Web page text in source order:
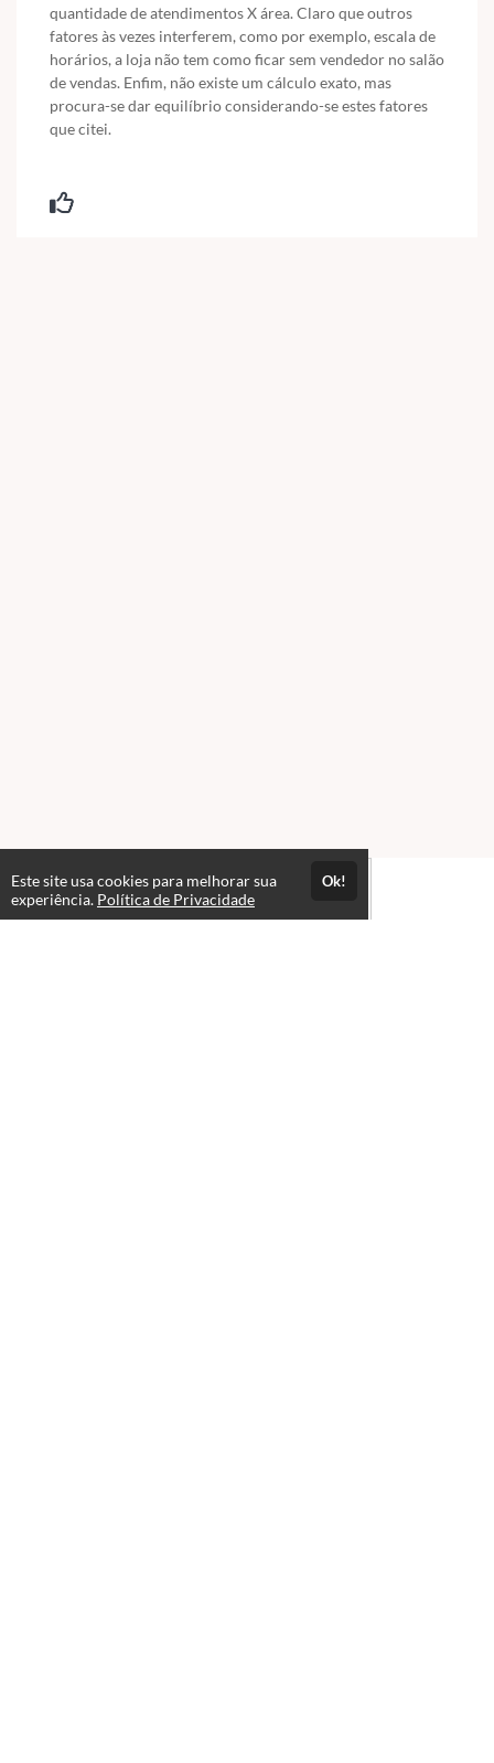
quantidade de atendimentos X área. Claro que outros
fatores às vezes interferem, como por exemplo, escala de
horários, a loja não tem como ficar sem vendedor no salão
de vendas. Enfim, não existe um cálculo exato, mas
procura-se dar equilíbrio considerando-se estes fatores
que citei.
Este site usa cookies para melhorar sua
experiência. Política de Privacidade
Ok!